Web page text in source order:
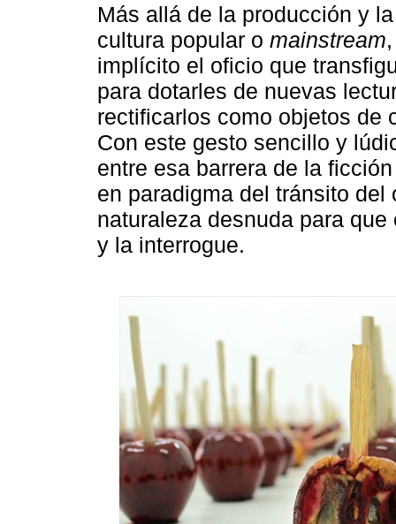
Más allá de la producción y
cultura popular o mainstream
implícito el oficio que
para dotarles de nuevas
rectificarlos como objetos de
Con este gesto sencillo y
entre esa barrera de la
en paradigma del tránsito
naturaleza desnuda para
y la interrogue.